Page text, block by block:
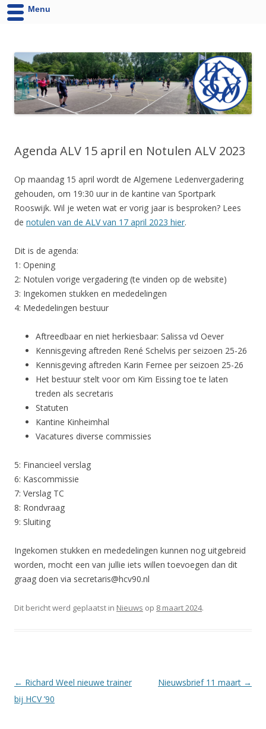
Agenda ALV 15 april en Notulen ALV 2023
Op maandag 15 april wordt de Algemene Ledenvergadering
gehouden, om 19:30 uur in de kantine van Sportpark
Rooswijk. Wil je weten wat er vorig jaar is besproken? Lees
de notulen van de ALV van 17 april 2023 hier.
Dit is de agenda:
1: Opening
2: Notulen vorige vergadering (te vinden op de website)
3: Ingekomen stukken en mededelingen
4: Mededelingen bestuur
Aftreedbaar en niet herkiesbaar: Salissa vd Oever
Kennisgeving aftreden René Schelvis per seizoen 25-26
Kennisgeving aftreden Karin Fernee per seizoen 25-26
Het bestuur stelt voor om Kim Eissing toe te laten
treden als secretaris
Statuten
Kantine Kinheimhal
Vacatures diverse commissies
5: Financieel verslag
6: Kascommissie
7: Verslag TC
8: Rondvraag
9: Sluiting
Ingekomen stukken en mededelingen kunnen nog uitgebreid
worden, mocht een van jullie iets willen toevoegen dan dit
graag doen via secretaris@hcv90.nl
Dit bericht werd geplaatst in Nieuws op 8 maart 2024.
Berichtnavigatie
← Richard Weel nieuwe trainer
bij HCV ’90
Nieuwsbrief 11 maart →
Menu